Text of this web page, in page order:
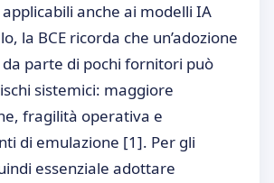
anche ai modelli IA
la BCE ricorda che un’adozione
da parte di pochi fornitori può
sistemici: maggiore
fragilità operativa e
di emulazione [1]. Per gli
essenziale adottare